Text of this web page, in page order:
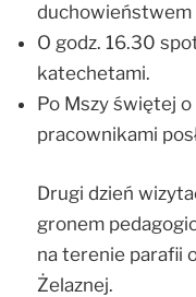
duchowieństwem
O godz. 16.30
katechetami.
Po Mszy świętej
pracownikami
Drugi dzień
gronem
na terenie parafii
Żelaznej.